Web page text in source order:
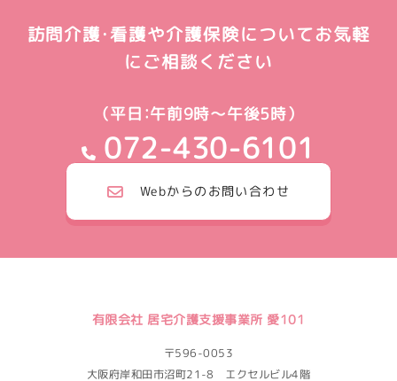
訪問介護・看護や介護保険についてお気軽
にご相談ください
（平日：午前9時～午後5時）
072-430-6101
Webからのお問い合わせ
有限会社 居宅介護支援事業所 愛101
〒596-0053
大阪府岸和田市沼町21-8 エクセルビル4階